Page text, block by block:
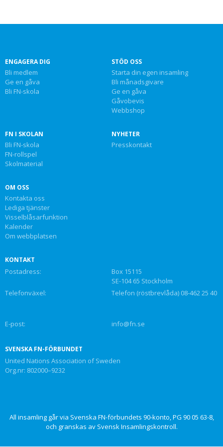
ENGAGERA DIG
Bli medlem
Ge en gåva
Bli FN-skola
STÖD OSS
Starta din egen insamling
Bli månadsgivare
Ge en gåva
Gåvobevis
Webbshop
FN I SKOLAN
Bli FN-skola
FN-rollspel
Skolmaterial
NYHETER
Presskontakt
OM OSS
Kontakta oss
Lediga tjänster
Visselblåsarfunktion
Kalender
Om webbplatsen
KONTAKT
Postadress:
Box 15115
SE-104 65 Stockholm
Telefonväxel:
Telefon (röstbrevlåda) 08-462 25 40
E-post: info@fn.se
SVENSKA FN-FÖRBUNDET
United Nations Association of Sweden
Org.nr: 802000–9232
All insamling går via Svenska FN-förbundets 90-konto, PG 90 05 63-8,
och granskas av Svensk Insamlingskontroll.